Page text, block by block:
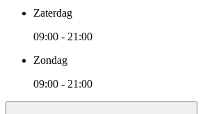
Zaterdag
09:00 - 21:00
Zondag
09:00 - 21:00